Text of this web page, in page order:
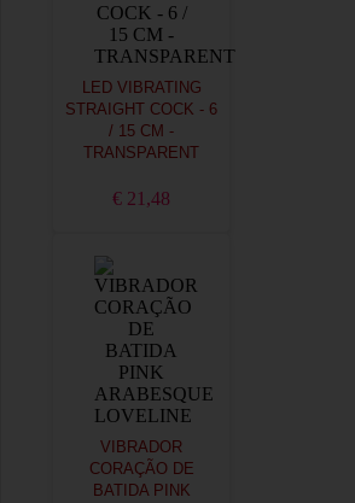
LED VIBRATING
STRAIGHT COCK - 6
/ 15 CM -
TRANSPARENT
€ 21,48
VIBRADOR
CORAÇÃO DE
BATIDA PINK